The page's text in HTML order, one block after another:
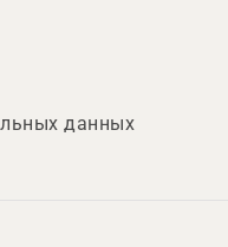
данных